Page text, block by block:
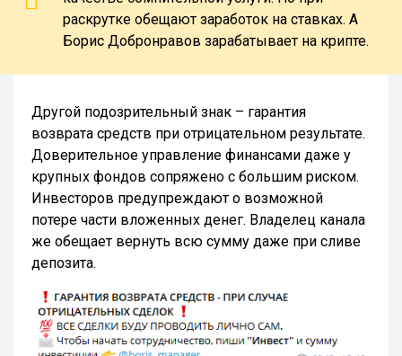
раскрутке обещают заработок на ставках. А
Борис Добронравов зарабатывает на крипте.
Другой подозрительный знак – гарантия
возврата средств при отрицательном результате.
Доверительное управление финансами даже у
крупных фондов сопряжено с большим риском.
Инвесторов предупреждают о возможной
потере части вложенных денег. Владелец канала
же обещает вернуть всю сумму даже при сливе
депозита.